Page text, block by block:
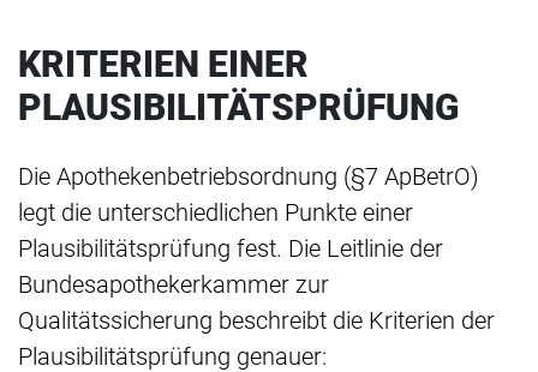
KRITERIEN EINER
PLAUSIBILITÄTSPRÜFUNG
Die Apothekenbetriebsordnung (§7 ApBetrO)
legt die unterschiedlichen Punkte einer
Plausibilitätsprüfung fest. Die Leitlinie der
Bundesapothekerkammer zur
Qualitätssicherung beschreibt die Kriterien der
Plausibilitätsprüfung genauer: